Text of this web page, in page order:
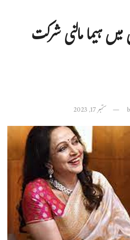
ہیما مالنی شرکت
ستمبر 17, 2023